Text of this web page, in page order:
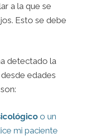
a la que se
Esto se debe
detectado la
edades
o un
mi paciente